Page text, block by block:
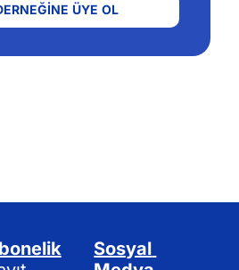
ÜYE OL
Sosyal